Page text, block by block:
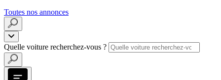
Toutes nos annonces
Quelle voiture recherchez-vous ?